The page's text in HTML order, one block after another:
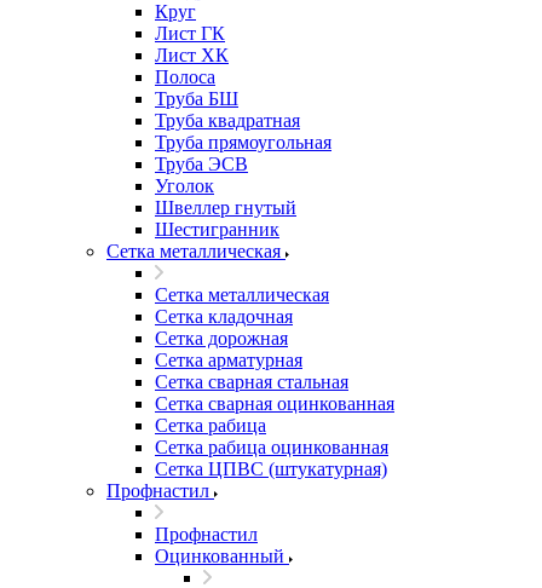
Круг
Лист ГК
Лист ХК
Полоса
Труба БШ
Труба квадратная
Труба прямоугольная
Труба ЭСВ
Уголок
Швеллер гнутый
Шестигранник
Сетка металлическая
Сетка металлическая
Сетка кладочная
Сетка дорожная
Сетка арматурная
Сетка сварная стальная
Сетка сварная оцинкованная
Сетка рабица
Сетка рабица оцинкованная
Сетка ЦПВС (штукатурная)
Профнастил
Профнастил
Оцинкованный